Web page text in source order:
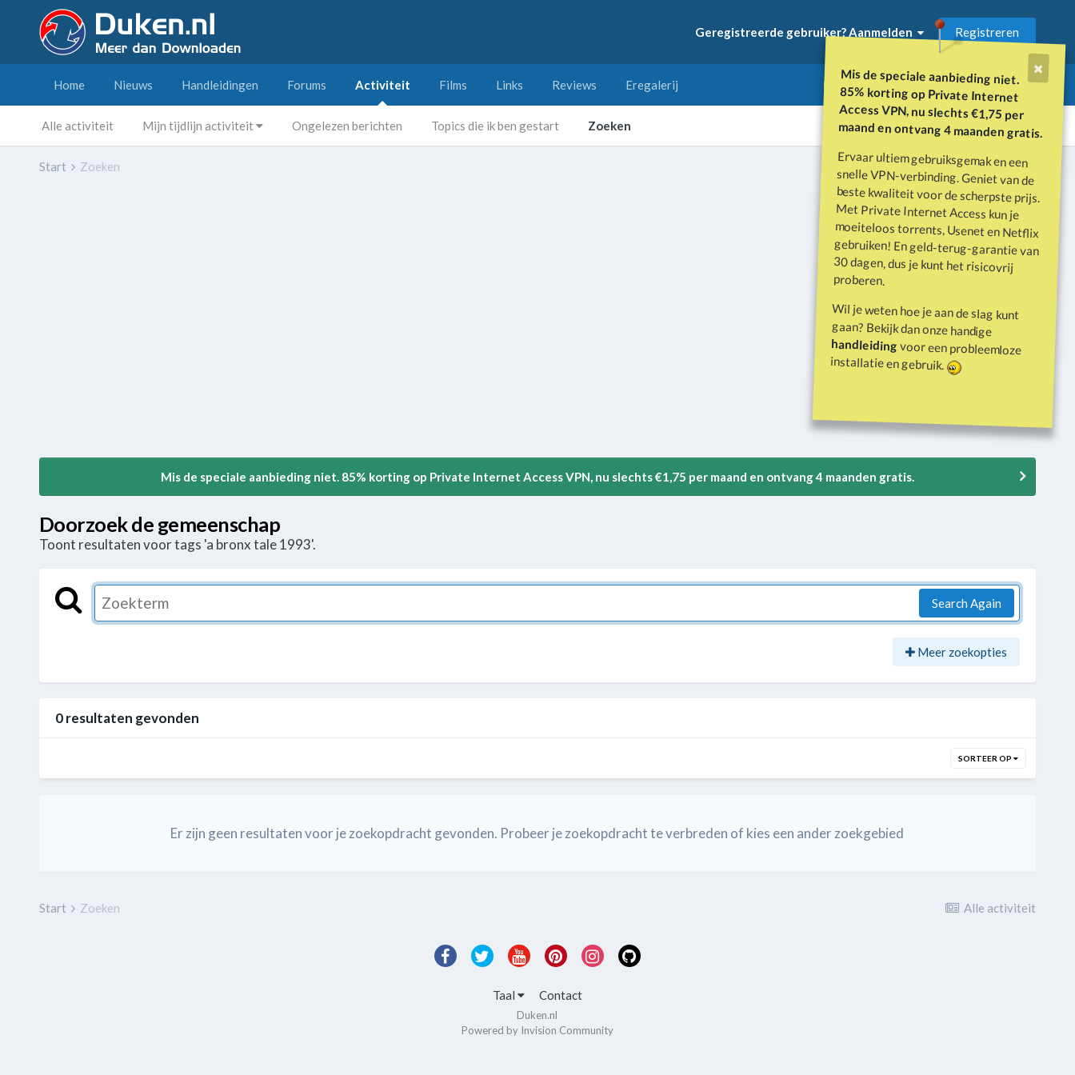
Mis de speciale aanbieding niet.
85% korting op Private Internet
Access VPN, nu slechts €1,75 per
maand en ontvang 4 maanden gratis.
Ervaar ultiem gebruiksgemak en een
snelle VPN-verbinding. Geniet van de
beste kwaliteit voor de scherpste prijs.
Met Private Internet Access kun je
moeiteloos torrents, Usenet en Netflix
gebruiken! En geld-terug-garantie van
30 dagen, dus je kunt het risicovrij
proberen.
Wil je weten hoe je aan de slag kunt
gaan? Bekijk dan onze handige
handleidingvoor een probleemloze
installatie en gebruik.
Geregistreerde gebruiker? Aanmelden Registreren
Home Nieuws Handleidingen Forums Activiteit
Alle activiteit Mijn tijdlijn activiteit Ongelezen berichten Topics die ik ben gestart Zoeken
Films Links Reviews Eregalerij
Alle activiteit
Start Zoeken
Mis de speciale aanbieding niet. 85% korting op Private Internet Access VPN, nu slechts €1,75 per maand en ontvang 4 maanden gratis.
Doorzoek de gemeenschap
Toont resultaten voor tags 'a bronx tale 1993'.
Search Again
Meer zoekopties
0 resultaten gevonden
SORTEER OP
Er zijn geen resultaten voor je zoekopdracht gevonden. Probeer je zoekopdracht te verbreden of kies een ander zoekgebied
Alle activiteit
Start Zoeken
Taal Contact
Duken.nl
Powered by Invision Community